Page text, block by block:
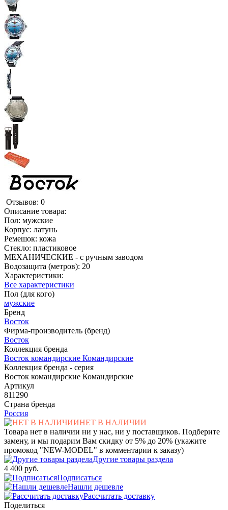
Отзывов: 0
Описание товара:
Пол: мужские
Корпус: латунь
Ремешок: кожа
Стекло: пластиковое
МЕХАНИЧЕСКИЕ - с ручным заводом
Водозащита (метров): 20
Характеристики:
Все характеристики
Пол (для кого)
мужские
Бренд
Восток
Фирма-производитель (бренд)
Восток
Коллекция бренда
Восток командирские Командирские
Коллекция бренда - серия
Восток командирские Командирские
Артикул
811290
Страна бренда
Россия
НЕТ В НАЛИЧИИ
Товара нет в наличии ни у нас, ни у поставщиков. Подберите
замену, и мы подарим Вам скидку от 5% до 20% (укажите
промокод "NEW-MODEL" в комментарии к заказу)
Другие товары раздела
4 400 руб.
Подписаться
Нашли дешевле
Рассчитать доставку
Поделиться